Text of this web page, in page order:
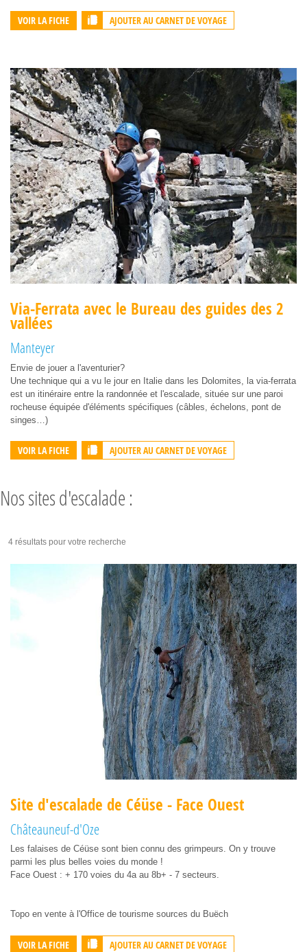
VOIR LA FICHE AJOUTER AU CARNET DE VOYAGE
Via-Ferrata avec le Bureau des guides des 2
vallées
Manteyer
Envie de jouer a l'aventurier?
Une technique qui a vu le jour en Italie dans les Dolomites, la via-ferrata
est un itinéraire entre la randonnée et l'escalade, située sur une paroi
rocheuse équipée d'éléments spécifiques (câbles, échelons, pont de
singes…)
VOIR LA FICHE AJOUTER AU CARNET DE VOYAGE
Nos sites d'escalade :
4 résultats pour votre recherche
Site d'escalade de Céüse - Face Ouest
Châteauneuf-d'Oze
Les falaises de Céüse sont bien connu des grimpeurs. On y trouve
parmi les plus belles voies du monde !
Face Ouest : + 170 voies du 4a au 8b+ - 7 secteurs.
Topo en vente à l'Office de tourisme sources du Buëch
VOIR LA FICHE AJOUTER AU CARNET DE VOYAGE